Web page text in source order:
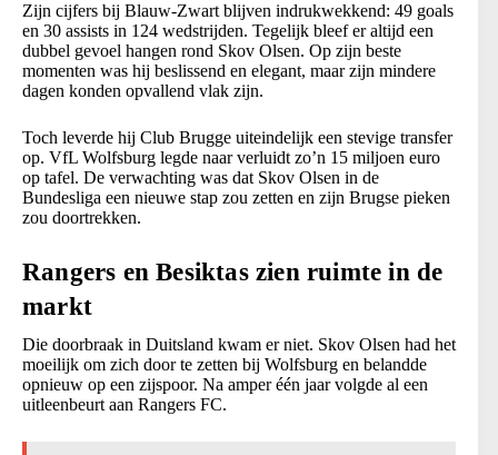
Zijn cijfers bij Blauw-Zwart blijven indrukwekkend: 49 goals
en 30 assists in 124 wedstrijden. Tegelijk bleef er altijd een
dubbel gevoel hangen rond Skov Olsen. Op zijn beste
momenten was hij beslissend en elegant, maar zijn mindere
dagen konden opvallend vlak zijn.
Toch leverde hij Club Brugge uiteindelijk een stevige transfer
op. VfL Wolfsburg legde naar verluidt zo’n 15 miljoen euro
op tafel. De verwachting was dat Skov Olsen in de
Bundesliga een nieuwe stap zou zetten en zijn Brugse pieken
zou doortrekken.
Rangers en Besiktas zien ruimte in de
markt
Die doorbraak in Duitsland kwam er niet. Skov Olsen had het
moeilijk om zich door te zetten bij Wolfsburg en belandde
opnieuw op een zijspoor. Na amper één jaar volgde al een
uitleenbeurt aan Rangers FC.